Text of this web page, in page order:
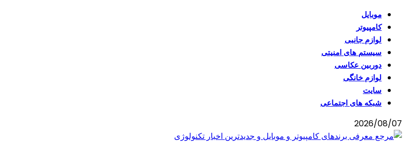
موبایل
کامپیوتر
لوازم جانبی
سیستم های امنیتی
دوربین عکاسی
لوازم خانگی
سایت
شبکه های اجتماعی
2026/08/07